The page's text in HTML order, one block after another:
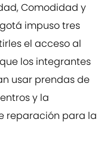
Comodidad y
impuso tres
el acceso al
los integrantes
usar prendas de
y la
reparación para la